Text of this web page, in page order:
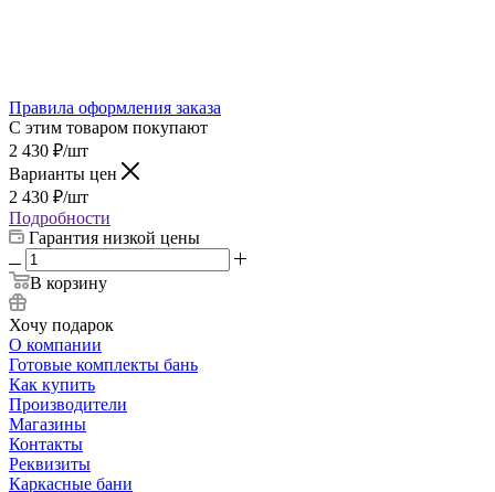
Правила оформления заказа
С этим товаром покупают
2 430 ₽/шт
Варианты цен
2 430 ₽/шт
Подробности
Гарантия низкой цены
В корзину
Хочу подарок
О компании
Готовые комплекты бань
Как купить
Производители
Магазины
Контакты
Реквизиты
Каркасные бани